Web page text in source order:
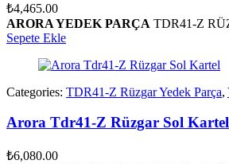
₺4,465.00
ARORA YEDEK PARÇA TDR41-Z
Sepete Ekle
Categories: TDR41-Z Rüzgar Yedek Parça,
Arora Tdr41-Z Rüzgar Sol Kartel
₺6,080.00